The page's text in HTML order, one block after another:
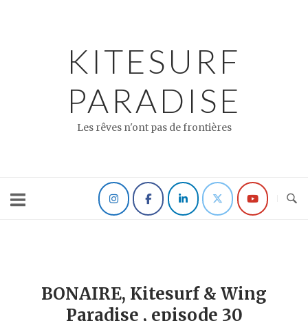
KITESURF
PARADISE
Les rêves n'ont pas de frontières
BONAIRE, Kitesurf & Wing
Paradise , episode 30